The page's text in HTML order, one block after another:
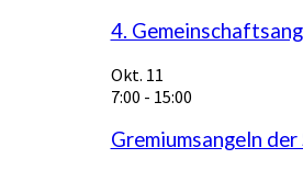
4.
Okt. 11
7:00 - 15:00
Gremiumsangeln der